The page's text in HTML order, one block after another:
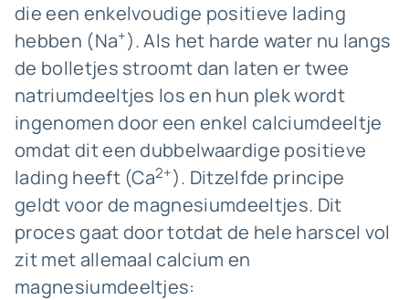
die een enkelvoudige positieve lading
hebben (Na+). Als het harde water nu langs
de bolletjes stroomt dan laten er twee
natriumdeeltjes los en hun plek wordt
ingenomen door een enkel calciumdeeltje
omdat dit een dubbelwaardige positieve
lading heeft (Ca2+). Ditzelfde principe
geldt voor de magnesiumdeeltjes. Dit
proces gaat door totdat de hele harscel vol
zit met allemaal calcium en
magnesiumdeeltjes: